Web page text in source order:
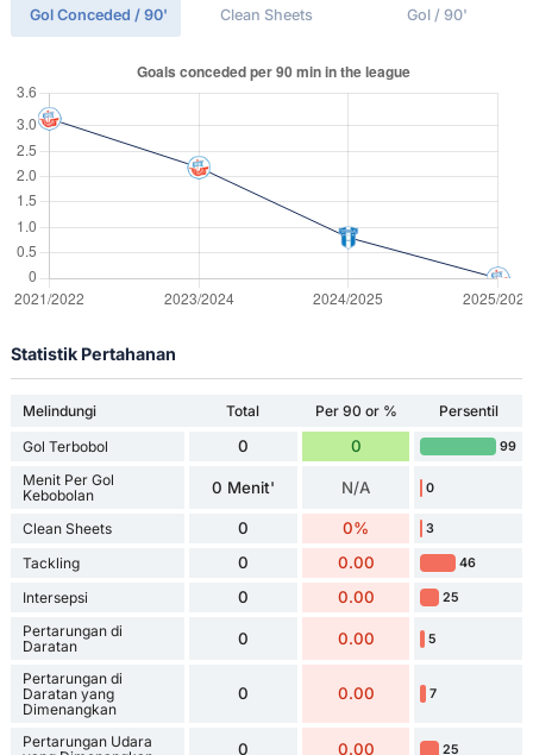
Gol Conceded / 90' Clean Sheets Gol / 90'
Statistik Pertahanan
Melindungi Total Per 90 or %
Persentil
Gol Terbobol
0 0 99
Menit Per Gol
Kebobolan
0 Menit' N/A 0
Clean Sheets 0 0% 3
Tackling 0 0.00 46
Intersepsi 0 0.00 25
Pertarungan di
Daratan
0 0.00 5
Pertarungan di
Daratan yang
Dimenangkan
0 0.00 7
Pertarungan Udara
0 0.00 25